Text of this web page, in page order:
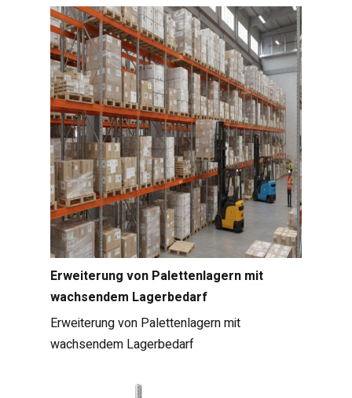
Erweiterung von Palettenlagern mit
wachsendem Lagerbedarf
Erweiterung von Palettenlagern mit
wachsendem Lagerbedarf